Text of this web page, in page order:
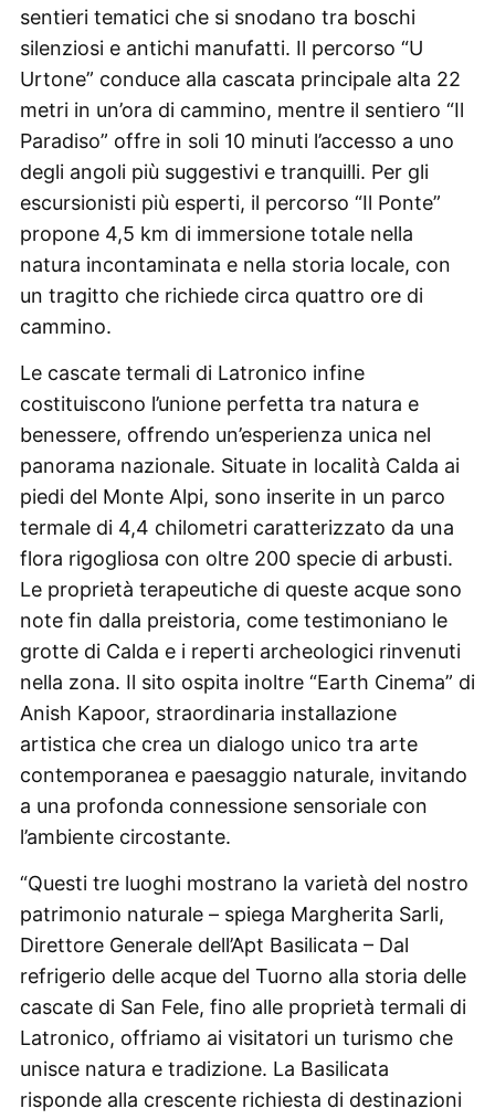
sentieri tematici che si snodano tra boschi
silenziosi e antichi manufatti. Il percorso “U
Urtone” conduce alla cascata principale alta 22
metri in un’ora di cammino, mentre il sentiero “Il
Paradiso” offre in soli 10 minuti l’accesso a uno
degli angoli più suggestivi e tranquilli. Per gli
escursionisti più esperti, il percorso “Il Ponte”
propone 4,5 km di immersione totale nella
natura incontaminata e nella storia locale, con
un tragitto che richiede circa quattro ore di
cammino.
Le cascate termali di Latronico infine
costituiscono l’unione perfetta tra natura e
benessere, offrendo un’esperienza unica nel
panorama nazionale. Situate in località Calda ai
piedi del Monte Alpi, sono inserite in un parco
termale di 4,4 chilometri caratterizzato da una
flora rigogliosa con oltre 200 specie di arbusti.
Le proprietà terapeutiche di queste acque sono
note fin dalla preistoria, come testimoniano le
grotte di Calda e i reperti archeologici rinvenuti
nella zona. Il sito ospita inoltre “Earth Cinema” di
Anish Kapoor, straordinaria installazione
artistica che crea un dialogo unico tra arte
contemporanea e paesaggio naturale, invitando
a una profonda connessione sensoriale con
l’ambiente circostante.
“Questi tre luoghi mostrano la varietà del nostro
patrimonio naturale – spiega Margherita Sarli,
Direttore Generale dell’Apt Basilicata – Dal
refrigerio delle acque del Tuorno alla storia delle
cascate di San Fele, fino alle proprietà termali di
Latronico, offriamo ai visitatori un turismo che
unisce natura e tradizione. La Basilicata
risponde alla crescente richiesta di destinazioni